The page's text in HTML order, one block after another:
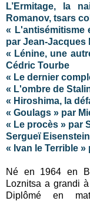
L’Ermitage, la
Romanov, tsars
« L'antisémitisme
par Jean-Jacques
« Lénine, une
Cédric Tourbe
« Le dernier
« L'ombre de
« Hiroshima, la
« Goulags » par
« Le procès » par
Sergueï
« Ivan le Terrible »
Né en 1964 en
Loznitsa a grandi
Diplômé en